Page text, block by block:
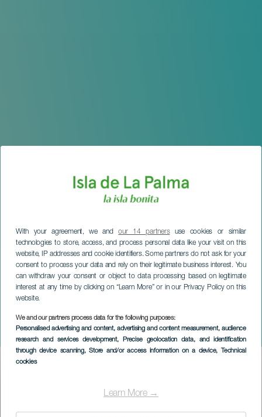
With your agreement, we andour 14 partnersuse cookies or similar
technologies to store, access, and process personal data like your visit on this
website, IP addresses and cookie identifiers. Some partners do not ask for your
consent to process your data and rely on their legitimate business interest. You
can withdraw your consent or object to data processing based on legitimate
interest at any time by clicking on “Learn More” or in our Privacy Policy on this
website.
We and our partners process data for the following purposes:
Personalised advertising and content, advertising and content measurement, audience
research and services development, Precise geolocation data, and identification
through device scanning, Store and/or access information on a device, Technical
cookies
Learn More →
Ensemble Nexus in
concerto
LA PALMA
Imagen